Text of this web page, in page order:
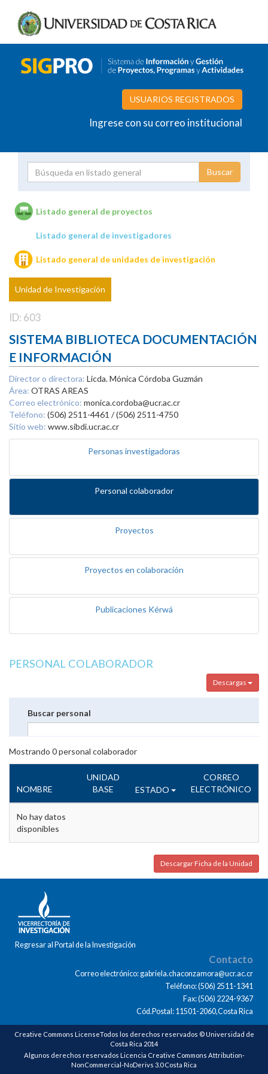
USUARIOS REGISTRADOS
Ingrese con su correo institucional
Unidades de investigación
Listado general de proyectos
Listado general de investigadores
Listado general de unidades de investigación
Unidad de Investigación
ID: 603
SISTEMA BIBLIOTECA DOCUMENTACIÓN
E INFORMACIÓN
Director o directora: Licda. Mónica Córdoba Guzmán
Área: OTRAS AREAS
Correo electrónico: monica.cordoba@ucr.ac.cr
Teléfono: (506) 2511-4461 / (506) 2511-4750
Sitio web: www.sibdi.ucr.ac.cr
Personas investigadoras
Personal colaborador
Proyectos
Proyectos en colaboración
Publicaciones Kérwá
PERSONAL COLABORADOR
Descargas
Buscar personal
Mostrando 0personal colaborador
NOMBRE
UNIDAD
BASE
ESTADO
CORREO
ELECTRÓNICO
No hay datos
disponibles
Descargar Ficha de la Unidad
Regresar al Portal de la Investigación
Contacto
Correo electrónico: gabriela.chaconzamora@ucr.ac.cr
Teléfono: (506) 2511-1341
Fax: (506) 2224-9367
Cód.Postal: 11501-2060,Costa Rica
Creative Commons LicenseTodos los derechos reservados © Universidad de
Costa Rica 2014
Algunos derechos reservados Licencia Creative Commons Attribution-
NonCommercial-NoDerivs 3.0 Costa Rica